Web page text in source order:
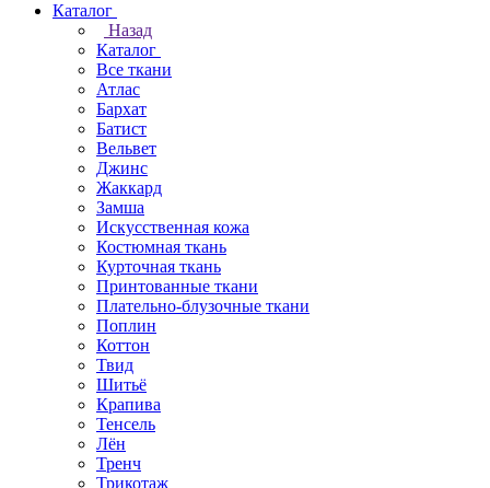
Каталог
Назад
Каталог
Все ткани
Атлас
Бархат
Батист
Вельвет
Джинс
Жаккард
Замша
Искусственная кожа
Костюмная ткань
Курточная ткань
Принтованные ткани
Плательно-блузочные ткани
Поплин
Коттон
Твид
Шитьё
Крапива
Тенсель
Лён
Тренч
Трикотаж